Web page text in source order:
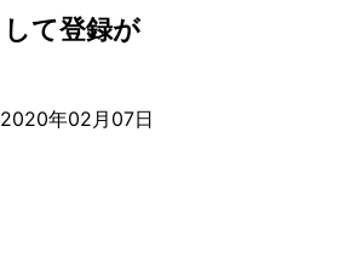
て登録が
年02月07日